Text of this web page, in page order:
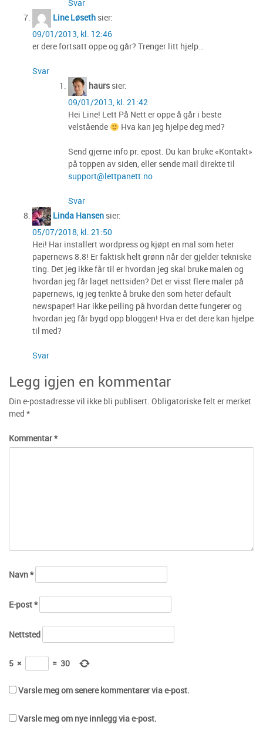
Svar
Line Løseth sier:
09/01/2013, kl. 12:46
er dere fortsatt oppe og går? Trenger litt hjelp…
Svar
haurs sier:
09/01/2013, kl. 21:42
Hei Line! Lett På Nett er oppe å går i beste
velstående
Hva kan jeg hjelpe deg med?
Send gjerne info pr. epost. Du kan bruke «Kontakt»
på toppen av siden, eller sende mail direkte til
support@lettpanett.no
Svar
Linda Hansen sier:
05/07/2018, kl. 21:50
Hei! Har installert wordpress og kjøpt en mal som heter
papernews 8.8! Er faktisk helt grønn når der gjelder tekniske
ting. Det jeg ikke får til er hvordan jeg skal bruke malen og
hvordan jeg får laget nettsiden? Det er visst flere maler på
papernews, ig jeg tenkte å bruke den som heter default
newspaper! Har ikke peiling på hvordan dette fungerer og
hvordan jeg får bygd opp bloggen! Hva er det dere kan hjelpe
til med?
Svar
Legg igjen en kommentar
Din e-postadresse vil ikke bli publisert. Obligatoriske felt er merket
med *
Kommentar*
Navn*
E-post*
Nettsted
5 × = 30
Varsle meg om senere kommentarer via e-post.
Varsle meg om nye innlegg via e-post.